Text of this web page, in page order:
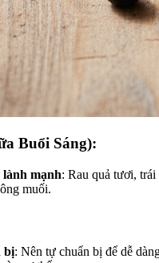
Buổi Sáng):
mạnh: Rau quả tươi,
muối.
bị: Nên tự chuẩn bị để dễ